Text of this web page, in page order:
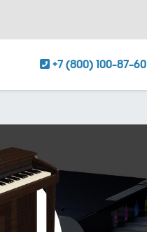
+7 (800) 100-87-60